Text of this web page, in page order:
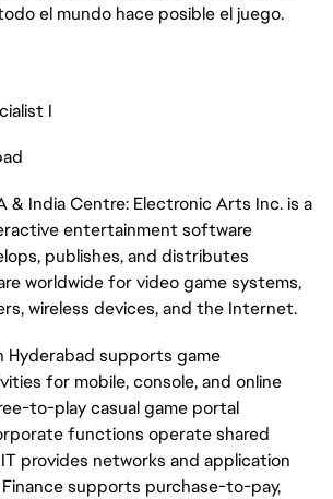
el mundo hace posible el juego.
I
& India Centre: Electronic Arts Inc. is a
entertainment software
publishes, and distributes
worldwide for video game systems,
wireless devices, and the Internet.
Hyderabad supports game
for mobile, console, and online
to-play casual game portal
functions operate shared
provides networks and application
supports purchase-to-pay,